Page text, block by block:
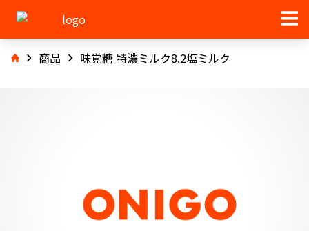
商品 味覚糖 特濃ミルク8.2塩ミルク